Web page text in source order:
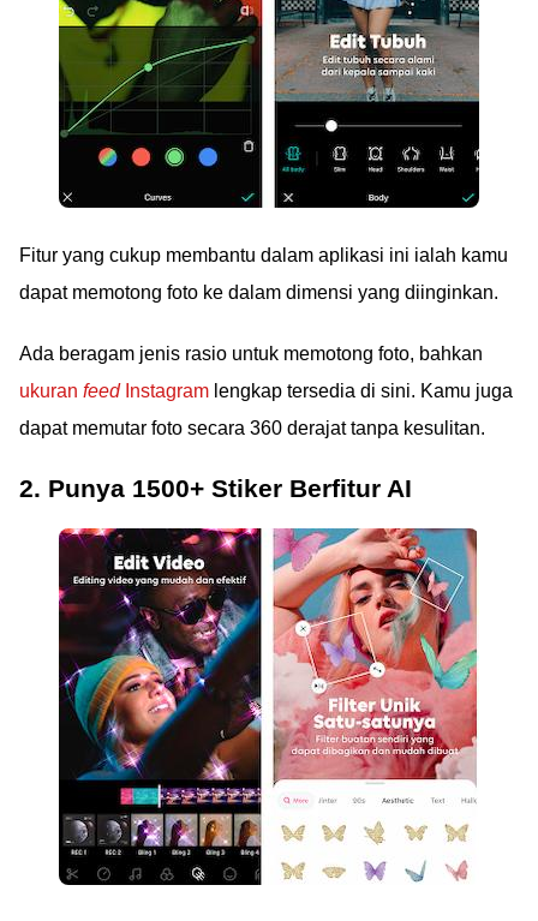
Fitur yang cukup membantu dalam aplikasi ini ialah kamu
dapat memotong foto ke dalam dimensi yang diinginkan.
Ada beragam jenis rasio untuk memotong foto, bahkan
ukuran feedInstagram lengkap tersedia di sini. Kamu juga
dapat memutar foto secara 360 derajat tanpa kesulitan.
2. Punya 1500+ Stiker Berfitur AI